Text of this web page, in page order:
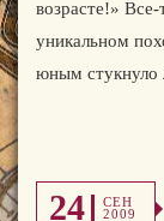
возрасте!»
уникальном
юным
24
СЕН
2009